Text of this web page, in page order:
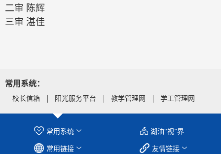
二审 陈辉
三审 湛佳
常用系统：
校长信箱 阳光服务平台 教学管理网 学工管理网
湖油“视”界
常用系统
友情链接
常用链接